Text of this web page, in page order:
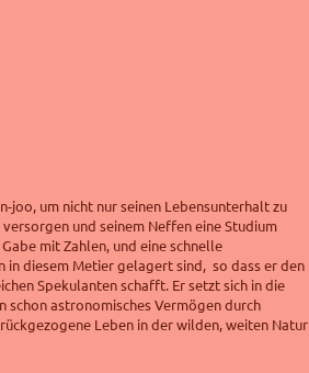
joo, um nicht nur seinen Lebensunterhalt zu
und seinem Neffen eine Studium
mit Zahlen, und eine schnelle
diesem Metier gelagert sind, so dass er den
Spekulanten schafft. Er setzt sich in die
astronomisches Vermögen durch
Leben in der wilden, weiten Natur